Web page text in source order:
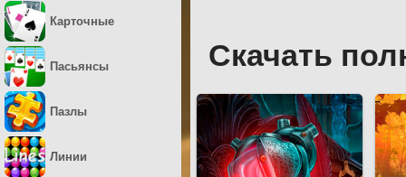
Скачать
Карточные
Пасьянсы
Пазлы
Линии